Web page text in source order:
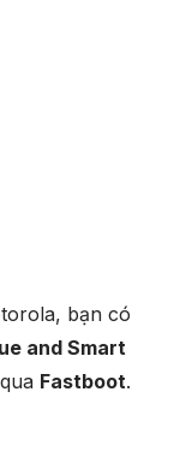
bạn có
and Smart
Fastboot.